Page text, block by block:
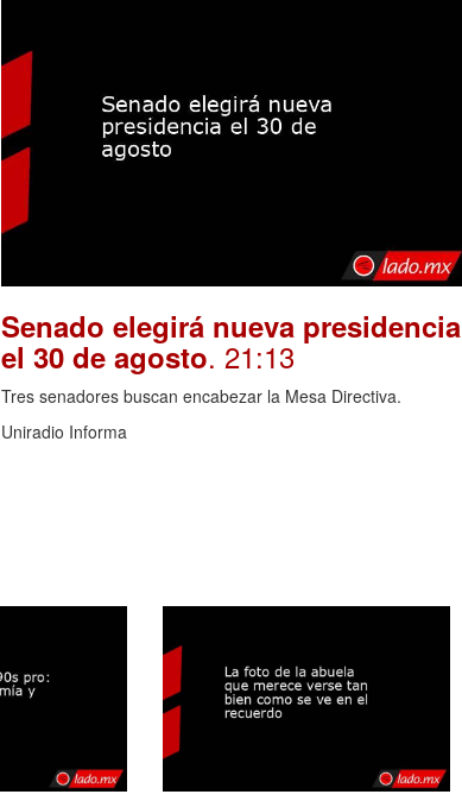
Senado elegirá nueva presidencia
el 30 de agosto. 21:13
Tres senadores buscan encabezar la Mesa Directiva.
Uniradio Informa